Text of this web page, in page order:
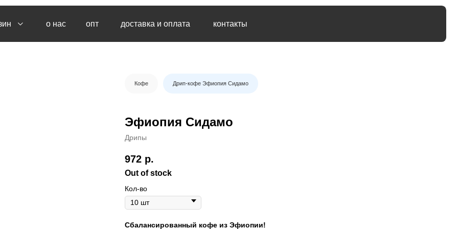
контакты
доставка и оплата
опт
о нас
Кофе Дрип-кофе Эфиопия Сидамо
Эфиопия Сидамо
Дрипы
972 р.
Out of stock
Кол-во
Сбалансированный кофе из Эфиопии!